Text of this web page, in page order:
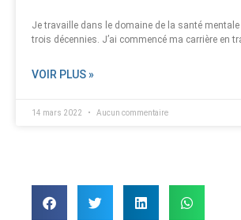
Je travaille dans le domaine de la santé mentale
trois décennies. J’ai commencé ma carrière en
VOIR PLUS »
14 mars 2022 Aucun commentaire